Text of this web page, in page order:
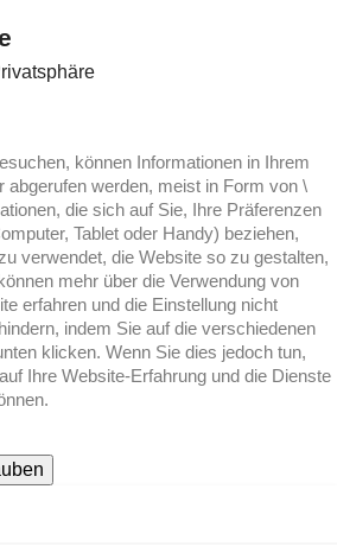
können Informationen in Ihrem
abgerufen werden, meist in Form von \
die sich auf Sie, Ihre Präferenzen
Tablet oder Handy) beziehen,
verwendet, die Website so zu gestalten,
mehr über die Verwendung von
erfahren und die Einstellung nicht
indem Sie auf die verschiedenen
klicken. Wenn Sie dies jedoch tun,
Ihre Website-Erfahrung und die Dienste